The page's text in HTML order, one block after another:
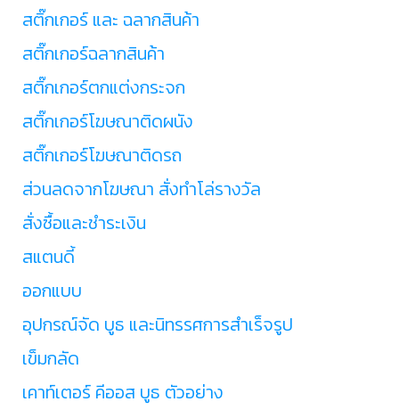
สติ๊กเกอร์ และ ฉลากสินค้า
สติ๊กเกอร์ฉลากสินค้า
สติ๊กเกอร์ตกแต่งกระจก
สติ๊กเกอร์โฆษณาติดผนัง
สติ๊กเกอร์โฆษณาติดรถ
ส่วนลดจากโฆษณา สั่งทำโล่รางวัล
สั่งซื้อและชำระเงิน
สแตนดี้
ออกแบบ
อุปกรณ์จัด บูธ และนิทรรศการสำเร็จรูป
เข็มกลัด
เคาท์เตอร์ คีออส บูธ ตัวอย่าง